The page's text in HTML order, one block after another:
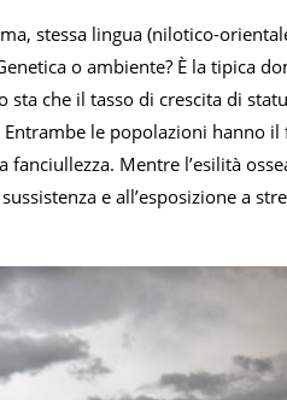
stessa lingua (nilotico-
o ambiente? È la tipica
che il tasso di crescita di
le popolazioni hanno
Mentre l’esilità
e all’esposizione a